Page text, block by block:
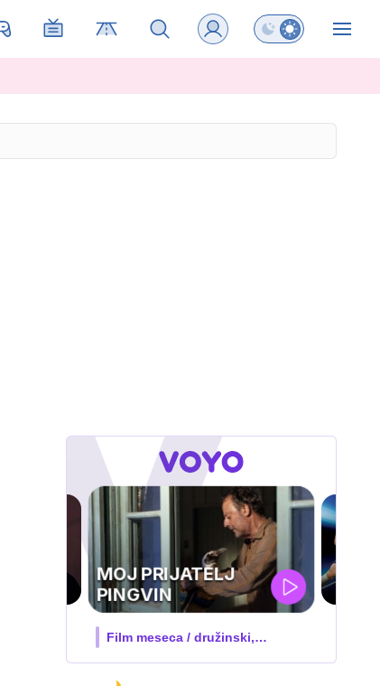
Preklopi barvni
UEFA
SUPERPOKAL
V živo na VOYO: sreda ob 20.30